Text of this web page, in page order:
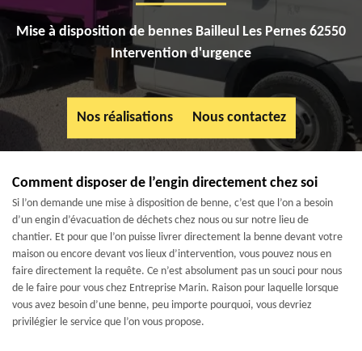
Mise à disposition de bennes Bailleul Les Pernes 62550
Intervention d'urgence
Nos réalisations Nous contactez
Comment disposer de l’engin directement chez soi
Si l’on demande une mise à disposition de benne, c’est que l’on a besoin
d’un engin d’évacuation de déchets chez nous ou sur notre lieu de
chantier. Et pour que l’on puisse livrer directement la benne devant votre
maison ou encore devant vos lieux d’intervention, vous pouvez nous en
faire directement la requête. Ce n’est absolument pas un souci pour nous
de le faire pour vous chez Entreprise Marin. Raison pour laquelle lorsque
vous avez besoin d’une benne, peu importe pourquoi, vous devriez
privilégier le service que l’on vous propose.